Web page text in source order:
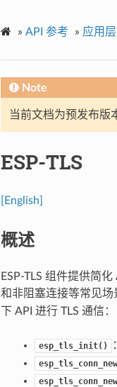
» API 参考 » 应用
Note
当前文档为预发布版
ESP-TLS
[English]
概述
ESP-TLS 组件提供简
和非阻塞连接等常见
下 API 进行 TLS 通信：
esp_tls_init()